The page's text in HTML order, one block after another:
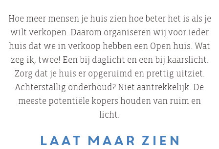
Hoe meer mensen je huis zien hoe beter het is als je
wilt verkopen. Daarom organiseren wij voor ieder
huis dat we in verkoop hebben een Open huis. Wat
zeg ik, twee! Een bij daglicht en een bij kaarslicht.
Zorg dat je huis er opgeruimd en prettig uitziet.
Achterstallig onderhoud? Niet aantrekkelijk. De
meeste potentiële kopers houden van ruim en
licht.
Laat maar zien